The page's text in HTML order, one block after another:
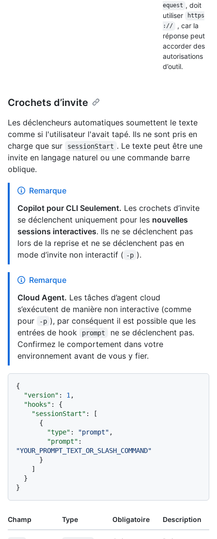
equest , doit
utiliser
https
://
, car la
réponse peut
accorder des
autorisations
d’outil.
Crochets d’invite
Les déclencheurs automatiques soumettent le texte
comme si l'utilisateur l'avait tapé. Ils ne sont pris en
charge que sur
sessionStart . Le texte peut être une
invite en langage naturel ou une commande barre
oblique.
Remarque
Copilot pour CLI Seulement. Les crochets d’invite
se déclenchent uniquement pour les nouvelles
sessions interactives. Ils ne se déclenchent pas
lors de la reprise et ne se déclenchent pas en
mode d’invite non interactif ( -p ).
Remarque
Cloud Agent. Les tâches d’agent cloud
s’exécutent de manière non interactive (comme
pour
-p ), par conséquent il est possible que les
entrées de hook
prompt
ne se déclenchent pas.
Confirmez le comportement dans votre
environnement avant de vous y fier.
{
"version" : 1 ,
"hooks" :
{
"sessionStart" :
[
{
"type" : "prompt" ,
"prompt" :
"YOUR_PROMPT_TEXT_OR_SLASH_COMMAND"
}
]
}
}
Champ Type Obligatoire Description